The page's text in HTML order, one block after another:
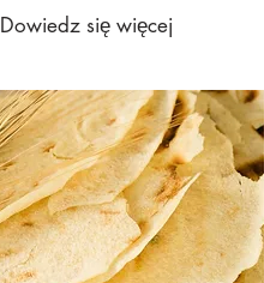
Dowiedz się więcej